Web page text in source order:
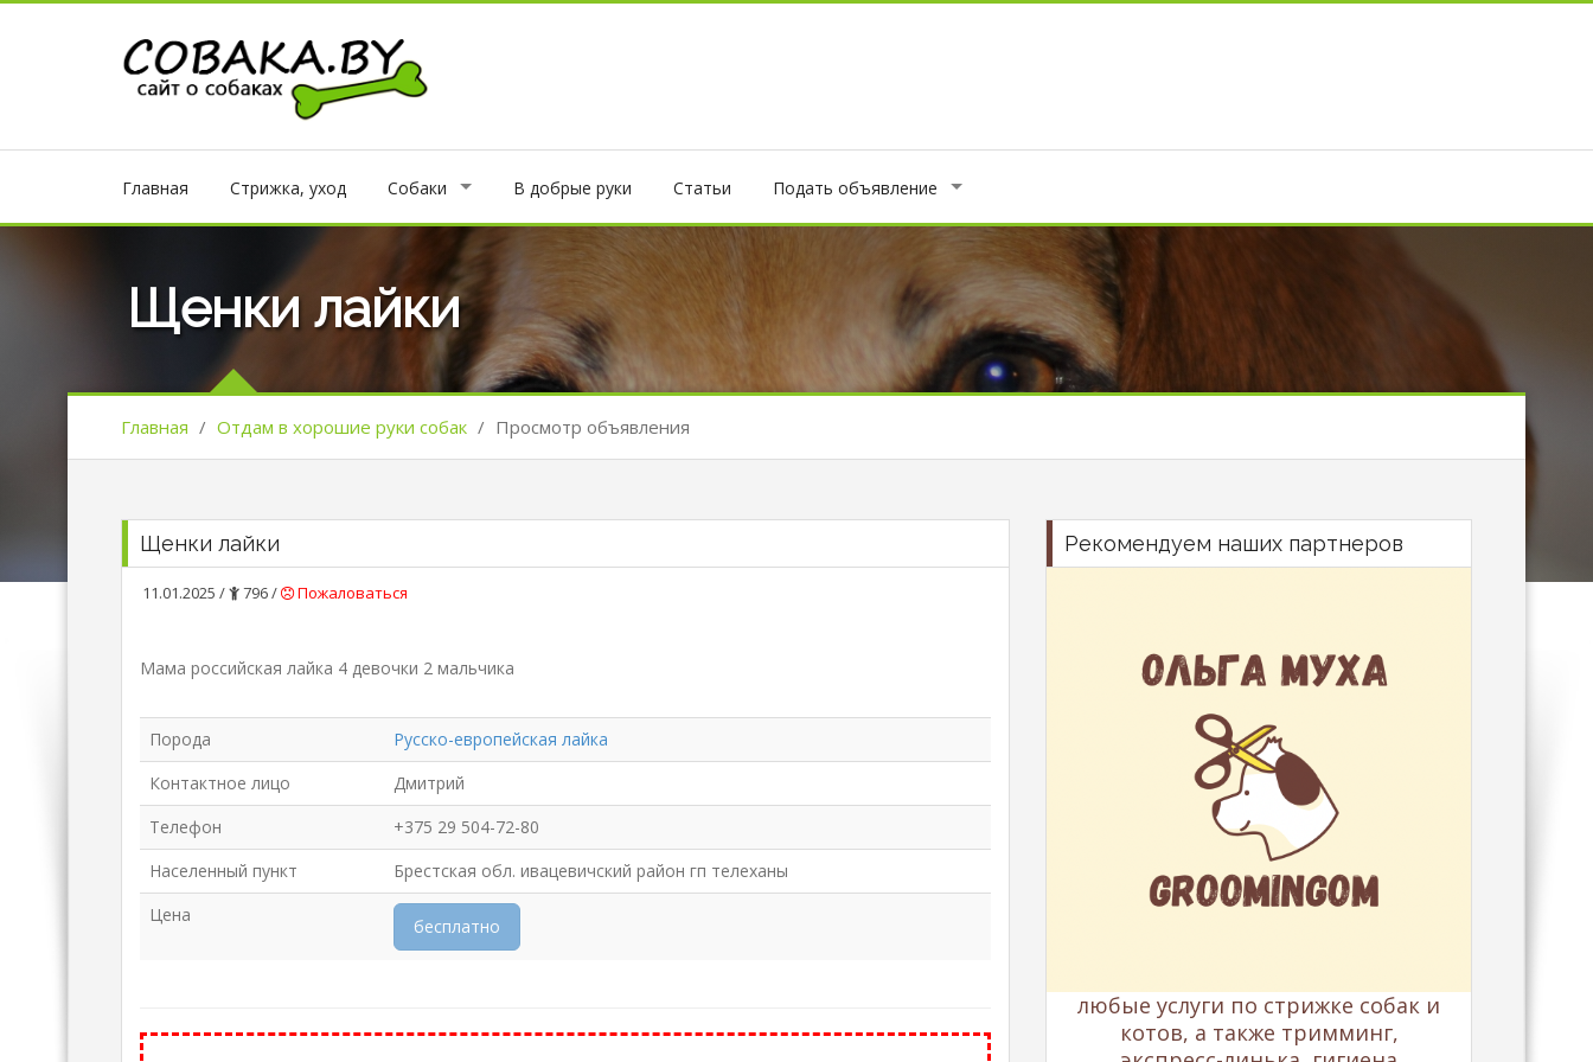
Главная Стрижка, уход Собаки В добрые руки Статьи Подать объявление
Щенки лайки
Главная / Отдам в хорошие руки собак / Просмотр объявления
Щенки лайки
11.01.2025 / 796 / Пожаловаться
Мама российская лайка 4 девочки 2 мальчика
Порода
Русско-европейская лайка
Контактное лицо
Дмитрий
Телефон
+375 29 504-72-80
Населенный пункт
Брестская обл. ивацевичский район гп телеханы
Цена
бесплатно
Рекомендуем наших партнеров
любые услуги по стрижке собак и
котов, а также тримминг,